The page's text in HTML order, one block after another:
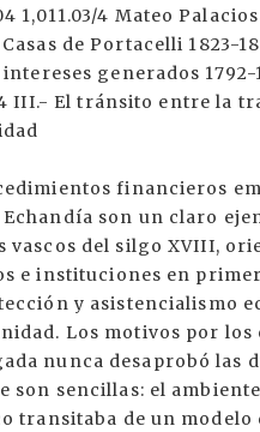
1,011.03/4 Mateo
de Portacelli 1823-
generados 1792-
4 III.- El tránsito entre la
financieros
Echandía son un claro
vascos del silgo XVIII,
e instituciones en
y asistencialismo
Los motivos por los
nunca desaprobó las
son sencillas: el
transitaba de un modelo